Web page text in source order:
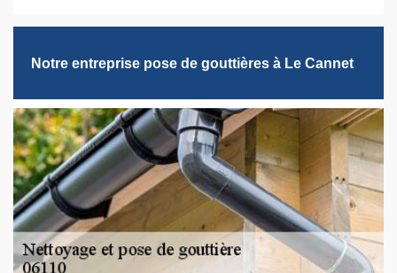
Notre entreprise pose de gouttières à Le Cannet